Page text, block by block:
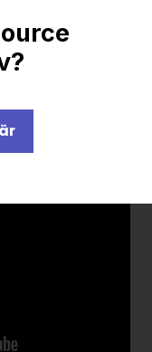
och mallar
making